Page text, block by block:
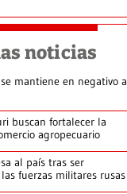
noticias
mantiene en negativo a
buscan fortalecer la
agropecuario
al país tras ser
fuerzas militares rusas